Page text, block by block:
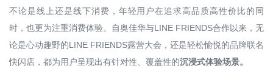
不论是线上还是线下消费，年轻用户在追求高品质高性价比的同
时，也更为注重消费体验。自奥佳华与LINE FRIENDS合作以来，无
论是心动趣野的LINE FRIENDS露营大会，还是轻松愉悦的品牌联名
快闪店，都为用户呈现出有针对性、覆盖性的沉浸式体验场景。